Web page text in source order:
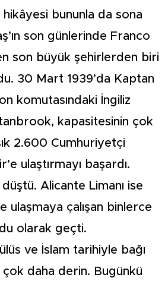
bununla da sona
son günlerinde Franco
son büyük şehirlerden biri
30 Mart 1939’da Kaptan
komutasındaki İngiliz
kapasitesinin çok
2.600 Cumhuriyetçi
ulaştırmayı başardı.
Alicante Limanı ise
ulaşmaya çalışan binlerce
olarak geçti.
ve İslam tarihiyle bağı
çok daha derin. Bugünkü